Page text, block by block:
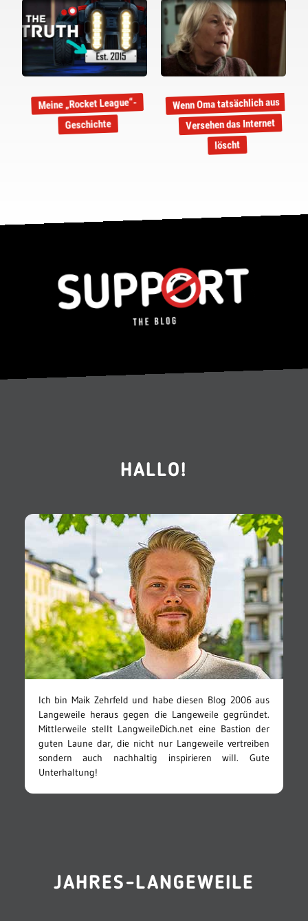
Meine „Rocket League“-
Geschichte
Wenn Oma tatsächlich aus
Versehen das Internet
löscht
HALLO!
Ich bin Maik Zehrfeld und habe diesen Blog 2006 aus
Langeweile heraus gegen die Langeweile gegründet.
Mittlerweile stellt LangweileDich.net eine Bastion der
guten Laune dar, die nicht nur Langeweile vertreiben
sondern auch nachhaltig inspirieren will. Gute
Unterhaltung!
JAHRES-LANGEWEILE